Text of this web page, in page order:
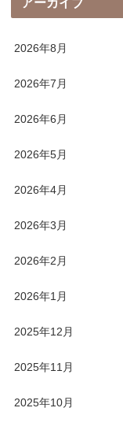
2026年8月
2026年7月
2026年6月
2026年5月
2026年4月
2026年3月
2026年2月
2026年1月
2025年12月
2025年11月
2025年10月